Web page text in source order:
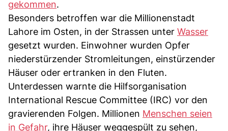
gekommen.
Besonders betroffen war die Millionenstadt
Lahore im Osten, in der Strassen unter Wasser
gesetzt wurden. Einwohner wurden Opfer
niederstürzender Stromleitungen, einstürzender
Häuser oder ertranken in den Fluten.
Unterdessen warnte die Hilfsorganisation
International Rescue Committee (IRC) vor den
gravierenden Folgen. Millionen Menschen seien
in Gefahr, ihre Häuser weggespült zu sehen,